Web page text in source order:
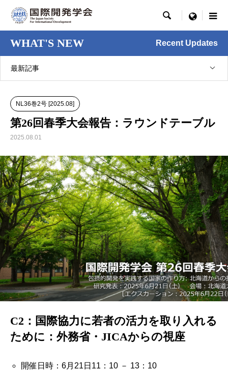
 menu
WHAT'S NEW Recent Updates
最新記事
NL36巻2号 [2025.08]
第26回春季大会報告：ラウンドテーブル
2025.08.01
C2：国際協力に若者の活力を取り入れる
ために：外務省・JICAからの視座
開催日時：6月21日11：10 － 13：10